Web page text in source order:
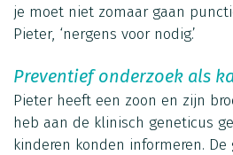
je moet niet zomaar gaan
Pieter, ‘nergens voor nodig.’
Preventief onderzoek als
Pieter heeft een zoon en zijn
heb aan de klinisch geneticus
kinderen konden informeren.